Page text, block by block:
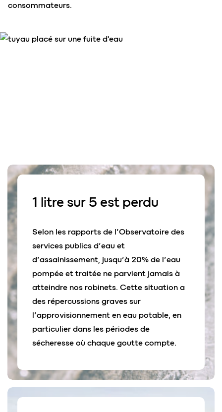
consommateurs.
1 litre sur 5 est perdu
Selon les rapports de l’Observatoire des
services publics d’eau et
d’assainissement, jusqu’à 20% de l’eau
pompée et traitée ne parvient jamais à
atteindre nos robinets. Cette situation a
des répercussions graves sur
l’approvisionnement en eau potable, en
particulier dans les périodes de
sécheresse où chaque goutte compte.